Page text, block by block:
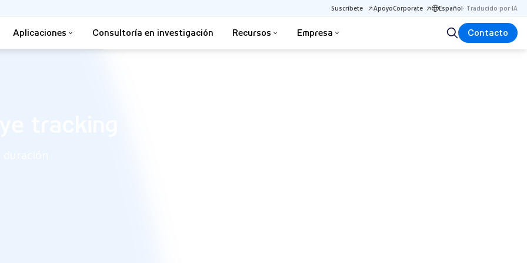
Suscríbete ApoyoCorporate Español· Traducido por IA
Aplicaciones Consultoría en investigación Recursos Empresa Contacto